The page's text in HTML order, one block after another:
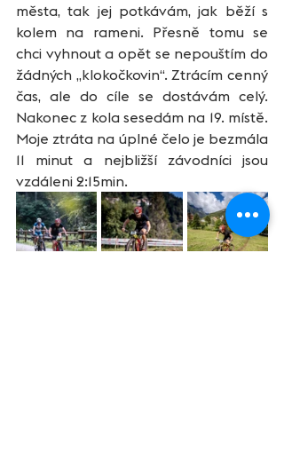
města, tak jej potkávám, jak běží s
kolem na rameni. Přesně tomu se
chci vyhnout a opět se nepouštím do
žádných „klokočkovin“. Ztrácím cenný
čas, ale do cíle se dostávám celý.
Nakonec z kola sesedám na 19. místě.
Moje ztráta na úplné čelo je bezmála
11 minut a nejbližší závodníci jsou
vzdáleni 2:15min.